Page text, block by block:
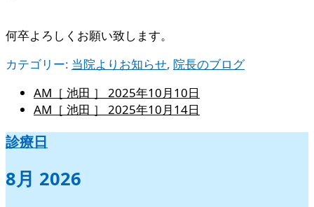
何卒よろしくお願い致します。
カテゴリー: 当院よりお知らせ, 院長のブログ
AM［ 池田 ］ 2025年10月10日
AM［ 池田 ］ 2025年10月14日
診療日
8月 2026